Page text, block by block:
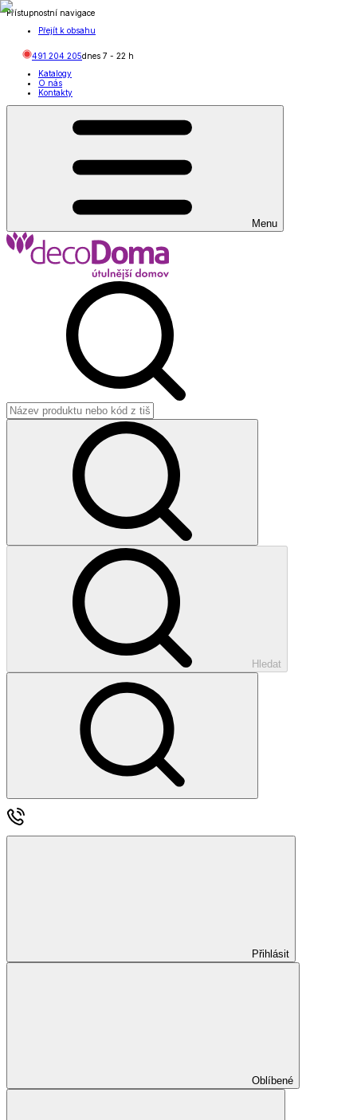
Přístupnostní navigace
Přejít k obsahu
491 204 205dnes 7 - 22 h
Katalogy
O nás
Kontakty
Menu
Hledat
Přihlásit
Oblíbené